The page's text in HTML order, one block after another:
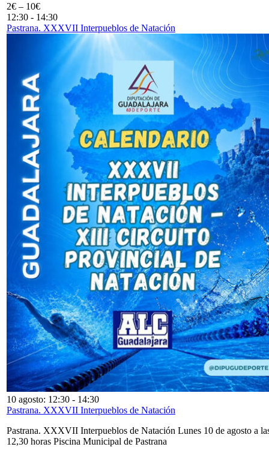
2€ – 10€
12:30 - 14:30
Pastrana. XXXVII Interpueblos de Natación
10 agosto: 12:30 - 14:30
Pastrana. XXXVII Interpueblos de Natación
Pastrana. XXXVII Interpueblos de Natación Lunes 10 de agosto a
12,30 horas Piscina Municipal de Pastrana